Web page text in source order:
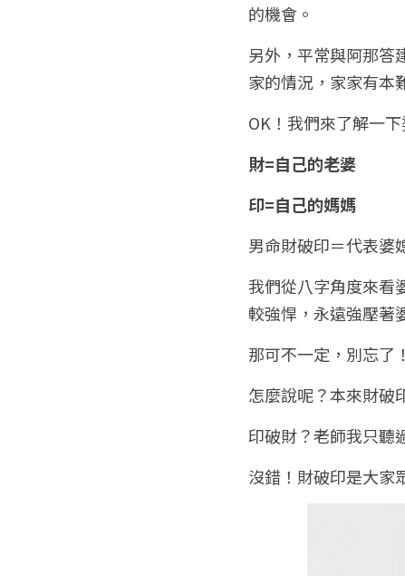
的機會。
另外，平常與阿那答
家的情況，家家有本
OK！我們來了解一
財=自己的老婆
印=自己的媽媽
男命財破印＝代表婆
我們從八字角度來看
較強悍，永遠強壓著
那可不一定，別忘了
怎麼說呢？本來財破
印破財？老師我只聽
沒錯！財破印是大家